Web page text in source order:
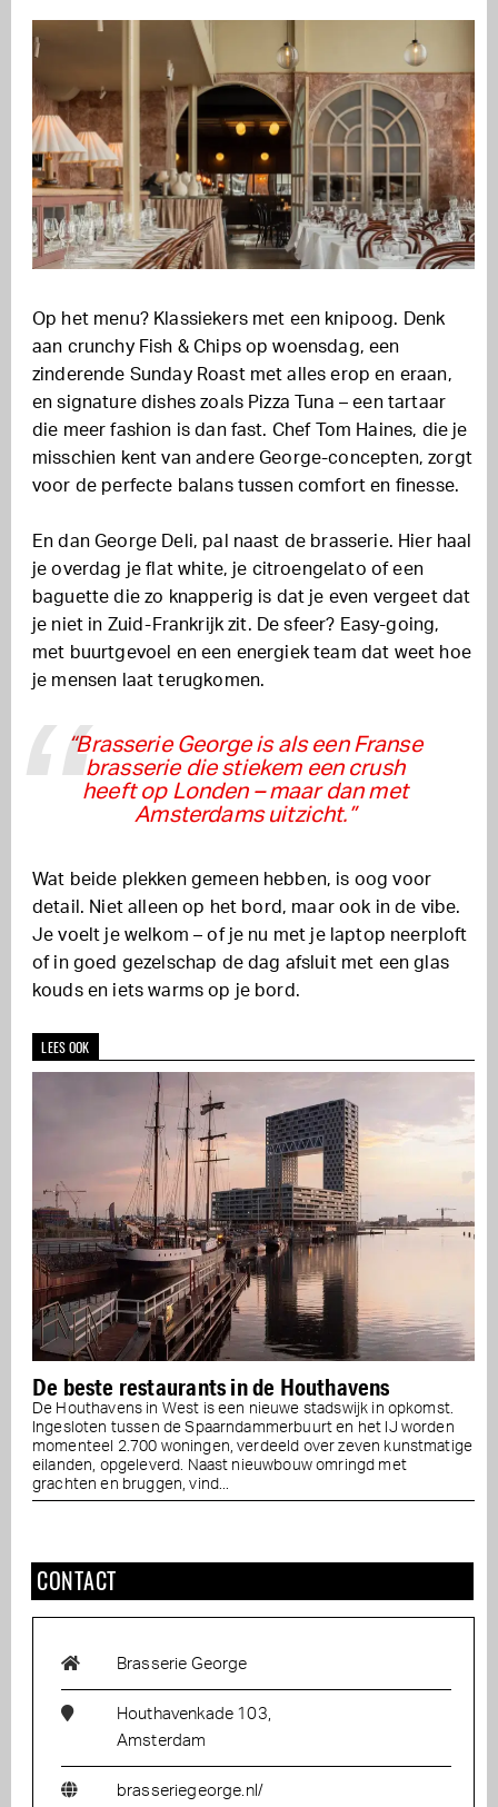
Op het menu? Klassiekers met een knipoog. Denk
aan crunchy Fish & Chips op woensdag, een
zinderende Sunday Roast met alles erop en eraan,
en signature dishes zoals Pizza Tuna – een tartaar
die meer fashion is dan fast. Chef Tom Haines, die je
misschien kent van andere George-concepten, zorgt
voor de perfecte balans tussen comfort en finesse.
En dan George Deli, pal naast de brasserie. Hier haal
je overdag je flat white, je citroengelato of een
baguette die zo knapperig is dat je even vergeet dat
je niet in Zuid-Frankrijk zit. De sfeer? Easy-going,
met buurtgevoel en een energiek team dat weet hoe
je mensen laat terugkomen.
“Brasserie George is als een Franse
brasserie die stiekem een crush
heeft op Londen – maar dan met
Amsterdams uitzicht.”
Wat beide plekken gemeen hebben, is oog voor
detail. Niet alleen op het bord, maar ook in de vibe.
Je voelt je welkom – of je nu met je laptop neerploft
of in goed gezelschap de dag afsluit met een glas
kouds en iets warms op je bord.
LEES OOK
De beste restaurants in de Houthavens
De Houthavens in West is een nieuwe stadswijk in opkomst.
Ingesloten tussen de Spaarndammerbuurt en het IJ worden
momenteel 2.700 woningen, verdeeld over zeven kunstmatige
eilanden, opgeleverd. Naast nieuwbouw omringd met
grachten en bruggen, vind...
CONTACT
Brasserie George
Houthavenkade 103,
Amsterdam
brasseriegeorge.nl/